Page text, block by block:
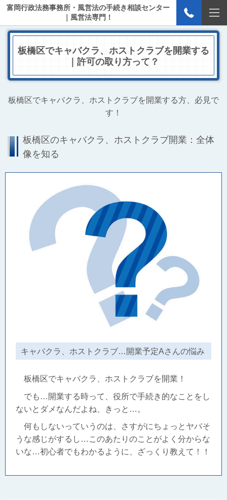
富岡行政法務事務所・風営法の手続き相談センター
｜風営法専門！
板橋区でキャバクラ、ホストクラブを開業する
｜許可の取り方って？
板橋区でキャバクラ、ホストクラブを開業する方、必見で
す！
板橋区のキャバクラ、ホストクラブ開業：全体
像を知る
キャバクラ、ホストクラブ…開業予定Aさんの悩み
板橋区でキャバクラ、ホストクラブを開業！
でも…開業する時って、役所で手続き的なことをし
ないとダメなんだよね、きっと…。
何もしないっていうのは、さすがにちょっとヤバそ
うな感じがするし…このあたりのことがよく分からな
いな…初心者でもわかるように、ざっくり教えて！！